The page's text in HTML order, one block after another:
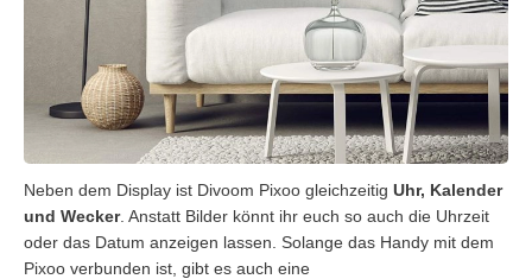
Neben dem Display ist Divoom Pixoo gleichzeitig Uhr, Kalender
und Wecker. Anstatt Bilder könnt ihr euch so auch die Uhrzeit
oder das Datum anzeigen lassen. Solange das Handy mit dem
Pixoo verbunden ist, gibt es auch eine